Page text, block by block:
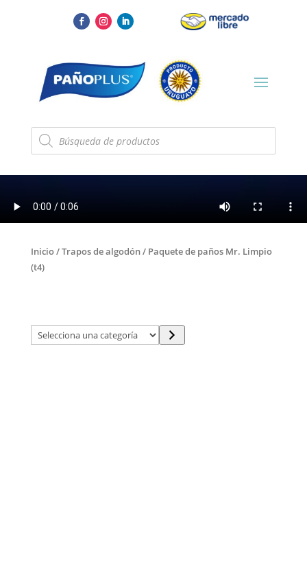
Búsqueda
de
productos
Inicio/Trapos de algodón/ Paquete de paños Mr. Limpio
(t4)
Selecciona
una